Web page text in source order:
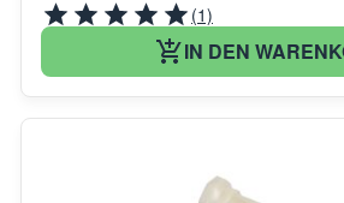
(1)
IN DEN